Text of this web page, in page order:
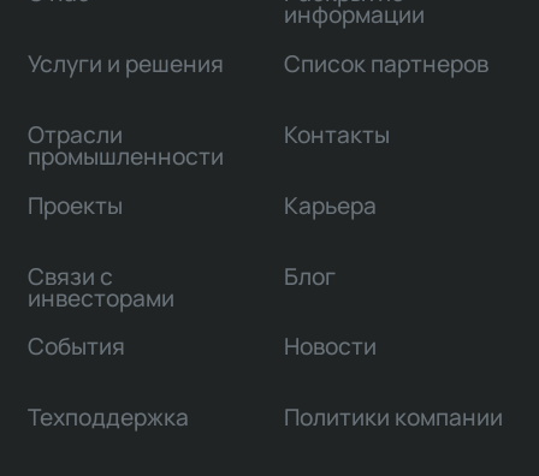
Услуги и решения
Отрасли
промышленности
Проекты
Связи с
инвесторами
информации
Список партнеров
Контакты
Карьера
Блог
События Новости
Техподдержка Политики компании